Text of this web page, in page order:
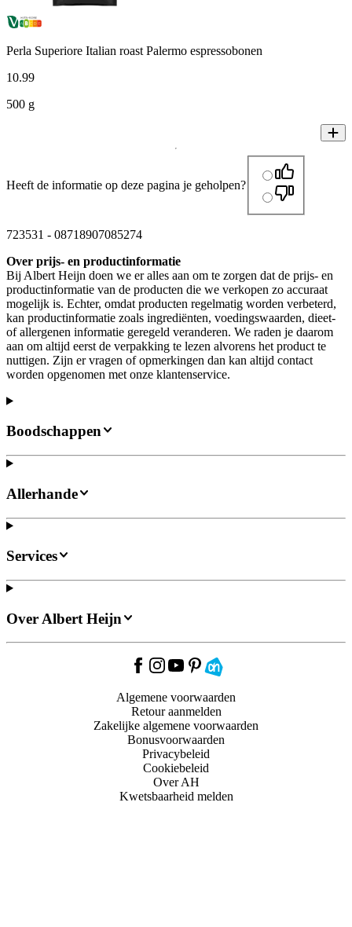
Perla Superiore Italian roast Palermo espressobonen
10.99
500 g
Heeft de informatie op deze pagina je geholpen?
723531 - 08718907085274
Over prijs- en productinformatie
Bij Albert Heijn doen we er alles aan om te zorgen dat de prijs- en
productinformatie van de producten die we verkopen zo accuraat
mogelijk is. Echter, omdat producten regelmatig worden verbeterd,
kan productinformatie zoals ingrediënten, voedingswaarden, dieet-
of allergenen informatie geregeld veranderen. We raden je daarom
aan om altijd eerst de verpakking te lezen alvorens het product te
nuttigen. Zijn er vragen of opmerkingen dan kan altijd contact
worden opgenomen met onze klantenservice.
Boodschappen
Allerhande
Services
Over Albert Heijn
Algemene voorwaarden
Retour aanmelden
Zakelijke algemene voorwaarden
Bonusvoorwaarden
Privacybeleid
Cookiebeleid
Over AH
Kwetsbaarheid melden